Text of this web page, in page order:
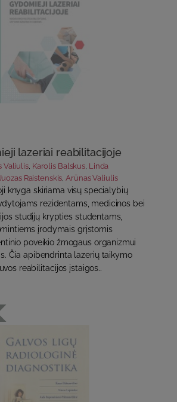
lazeriai reabilitacijoje
Valiulis, Karolis Balskus, Linda
Juozas Raistenskis Arūnas Valiulis
knyga skiriama visų specialybių
rezidentams, medicinos bei
studijų krypties studentams,
įrodymais grįstomis
poveikio žmogaus organizmui
Čia apibendrinta lazerių taikymo
reabilitacijos įstaigos..